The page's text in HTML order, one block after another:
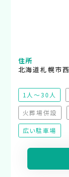
住所
北海道札幌市
1人～30人
火葬場併設
（
広い駐車場